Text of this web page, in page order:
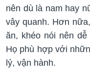
nên dù là nam hay
vây quanh. Hơn
ăn, khéo nói nên
Họ phù hợp với
lý, vận hành.